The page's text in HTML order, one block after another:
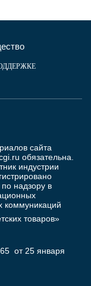
сайта
обязательна.
индустрии
надзору в
коммуникаций
товаров»
от 25 января